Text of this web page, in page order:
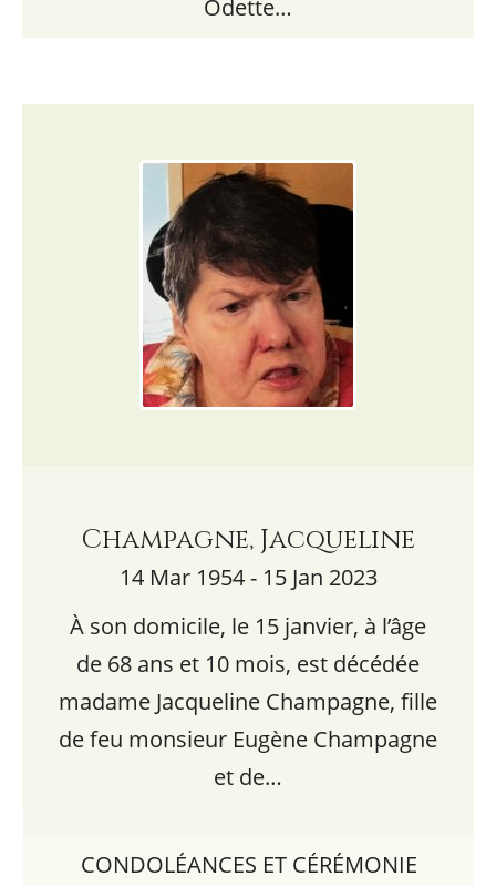
Odette…
Champagne, Jacqueline
14 Mar 1954 - 15 Jan 2023
À son domicile, le 15 janvier, à l’âge
de 68 ans et 10 mois, est décédée
madame Jacqueline Champagne, fille
de feu monsieur Eugène Champagne
et de…
CONDOLÉANCES ET CÉRÉMONIE